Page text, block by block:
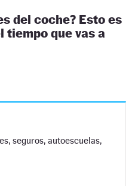
del coche? Esto es
tiempo que vas a
seguros, autoescuelas,